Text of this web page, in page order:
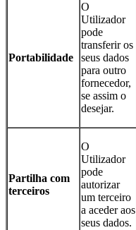
Portabilidade
O
Utilizador
pode
transferir os
seus dados
para outro
fornecedor,
se assim o
desejar.
Partilha com
terceiros
O
Utilizador
pode
autorizar
um terceiro
a aceder aos
seus dados.